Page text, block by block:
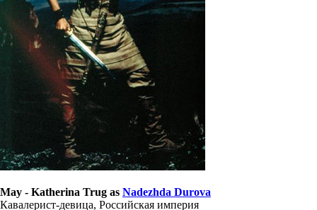
May - Katherina Trug as Nadezhda Durova
Кавалерист-девица, Российская империя